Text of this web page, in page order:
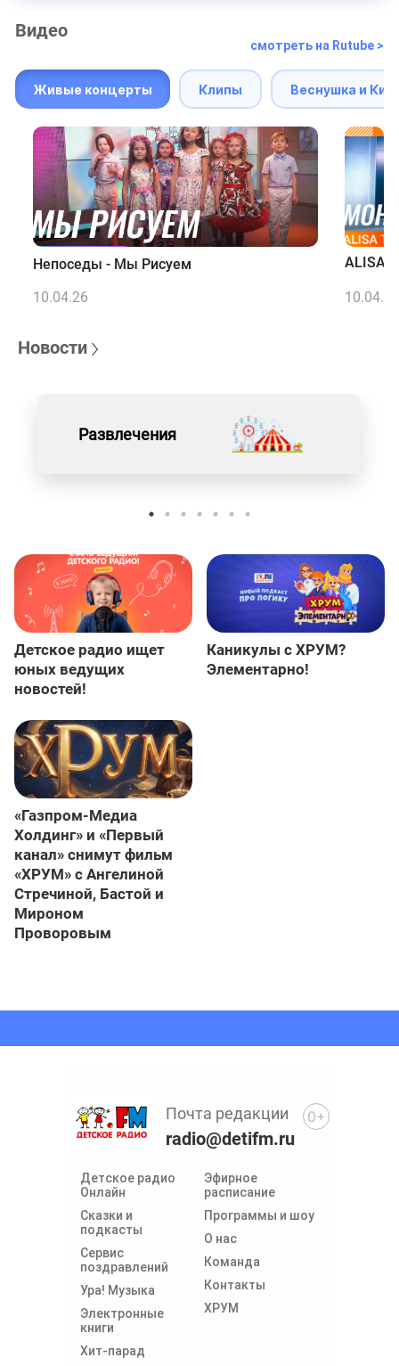
Видео
смотреть на Rutube >
Живые концерты Клипы Веснушка и
Непоседы - Мы Рисуем
10.04.26
ALISA
10.04.26
Новости
Развлечения
Детское радио ищет
юных ведущих
новостей!
Каникулы с ХРУМ?
Элементарно!
«Газпром-Медиа
Холдинг» и «Первый
канал» снимут фильм
«ХРУМ» с Ангелиной
Стречиной, Бастой и
Мироном
Проворовым
Детское радио
Онлайн
Сказки и
подкасты
Сервис
поздравлений
Ура! Музыка
Электронные
книги
Хит-парад
Эфирное
расписание
Программы и шоу
О нас
Команда
Контакты
ХРУМ
Почта редакции
radio@detifm.ru
0+